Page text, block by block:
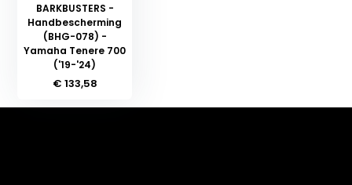
BARKBUSTERS -
Handbescherming
(BHG-078) -
Yamaha Tenere 700
('19-'24)
€ 133,58